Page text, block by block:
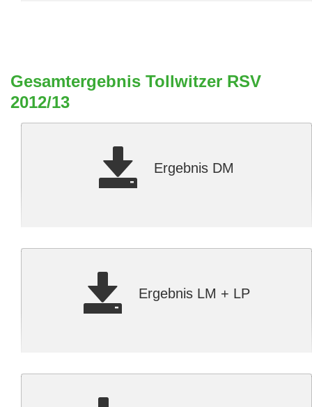
Gesamtergebnis Tollwitzer RSV
2012/13
Ergebnis DM
Ergebnis LM + LP